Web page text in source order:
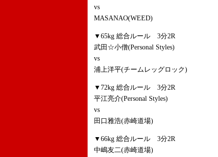
vs
MASANAO(WEED)
▼65kg 総合ルール 3分2R
武田☆小僧(Personal Styles)
vs
浦上洋平(チームレッグロック)
▼72kg 総合ルール 3分2R
平江亮介(Personal Styles)
vs
田口雅浩(赤崎道場)
▼66kg 総合ルール 3分2R
中嶋友二(赤崎道場)